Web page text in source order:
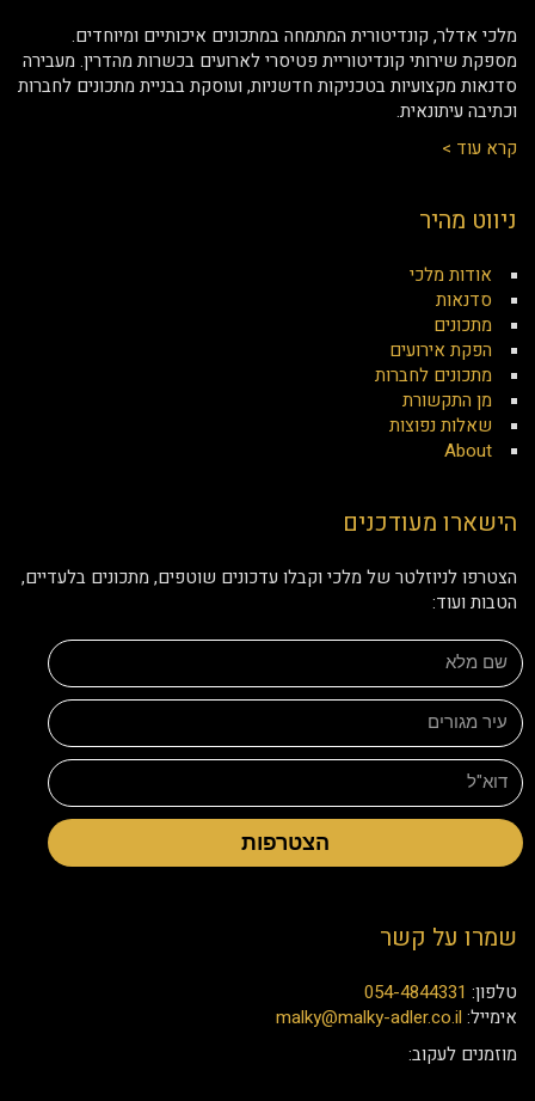
מלכי אדלר, קונדיטורית המתמחה במתכונים איכותיים ומיוחדים.
מספקת שירותי קונדיטוריית פטיסרי לארועים בכשרות מהדרין. מעבירה
סדנאות מקצועיות בטכניקות חדשניות, ועוסקת בבניית מתכונים לחברות
וכתיבה עיתונאית.
קרא עוד >
ניווט מהיר
אודות מלכי
סדנאות
מתכונים
הפקת אירועים
מתכונים לחברות
מן התקשורת
שאלות נפוצות
About
הישארו מעודכנים
הצטרפו לניוזלטר של מלכי וקבלו עדכונים שוטפים, מתכונים בלעדיים,
הטבות ועוד:
הצטרפות
שמרו על קשר
טלפון: 054-4844331
אימייל: malky@malky-adler.co.il
מוזמנים לעקוב: